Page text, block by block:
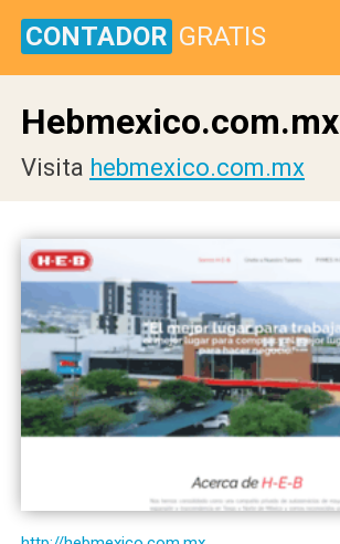
CONTADOR GRATIS
Hebmexico.com.mx
Visita hebmexico.com.mx